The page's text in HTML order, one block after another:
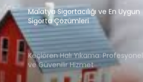
Malatya Sigortacılığı ve En Uygun
Sigorta Çözümleri
Keçiören Halı Yıkama: Profesyonel
ve Güvenilir Hizmet